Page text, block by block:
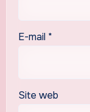
E-mail *
Site web